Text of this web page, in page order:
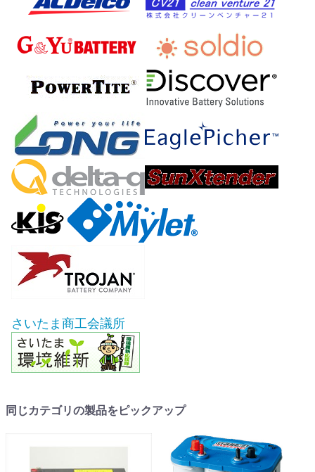
さいたま商工会議所
同じカテゴリの製品をピックアップ